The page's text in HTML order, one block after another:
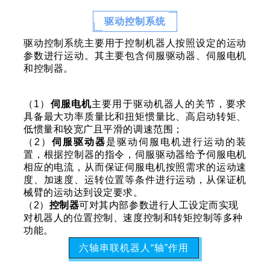
驱动控制系统
驱动控制系统主要用于控制机器人按照设定的运动
参数进行运动。其主要包含伺服驱动器、伺服电机
和控制器。
（1） 伺服电机主要用于驱动机器人的关节，要求
具备最大功率质量比和扭矩惯量比、高启动转矩、
低惯量和较宽广且平滑的调速范围；
（2）伺服驱动器是驱动伺服电机进行运动的装
置，根据控制器的指令，伺服驱动器给予伺服电机
相应的电流，从而保证伺服电机按照需求的运动速
度、加速度、运转位置等条件进行运动，从保证机
械臂的运动达到设定要求。
（2） 控制器可对其内部参数进行人工设定而实现
对机器人的位置控制、速度控制和转矩控制等多种
功能。
六轴串联机器人“轴”作用